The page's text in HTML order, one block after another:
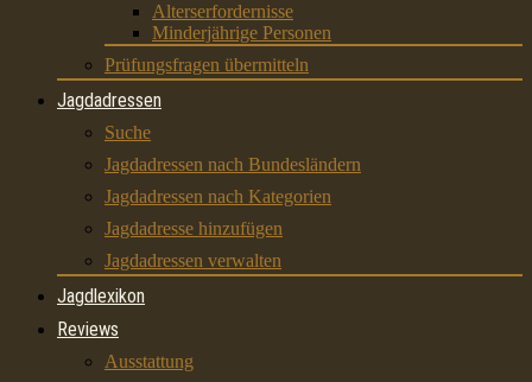
Alterserfordernisse
Minderjährige Personen
Prüfungsfragen übermitteln
Jagdadressen
Suche
Jagdadressen nach Bundesländern
Jagdadressen nach Kategorien
Jagdadresse hinzufügen
Jagdadressen verwalten
Jagdlexikon
Reviews
Ausstattung